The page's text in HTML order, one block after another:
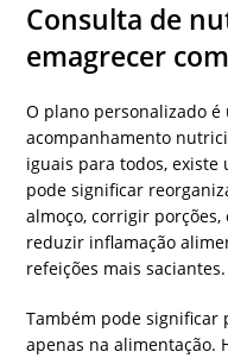
Consulta de
emagrecer
O plano personalizado
acompanhamento
iguais para todos, existe
pode significar
almoço, corrigir
reduzir inflamação
refeições mais saciantes.
Também pode significar
apenas na alimentação.